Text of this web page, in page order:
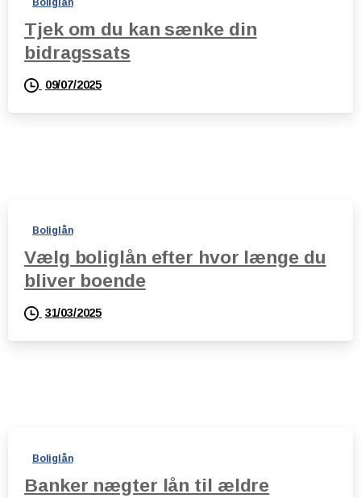
Tjek om du kan sænke din
bidragssats
09/07/2025
Boliglån
Vælg boliglån efter hvor længe du
bliver boende
31/03/2025
Boliglån
Banker nægter lån til ældre